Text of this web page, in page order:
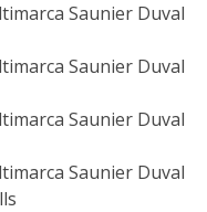
Saunier Duval
Saunier Duval
Saunier Duval
Saunier Duval